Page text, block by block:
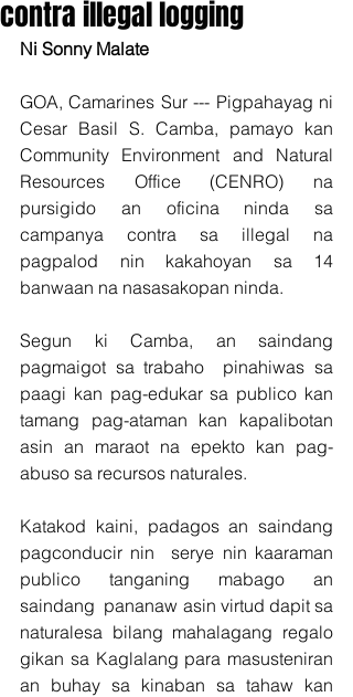
contra illegal logging
Ni Sonny Malate
GOA, Camarines Sur --- Pigpahayag ni
Cesar Basil S. Camba, pamayo kan
Community Environment and Natural
Resources Office (CENRO) na
pursigido an oficina ninda sa
campanya contra sa illegal na
pagpalod nin kakahoyan sa 14
banwaan na nasasakopan ninda.
Segun ki Camba, an saindang
pagmaigot sa trabaho  pinahiwas sa
paagi kan pag-edukar sa publico kan
tamang pag-ataman kan kapalibotan
asin an maraot na epekto kan pag-
abuso sa recursos naturales.
Katakod kaini, padagos an saindang
pagconducir nin  serye nin kaaraman
publico tanganing mabago an
saindang  pananaw asin virtud dapit sa
naturalesa bilang mahalagang regalo
gikan sa Kaglalang para masusteniran
an buhay sa kinaban sa tahaw kan